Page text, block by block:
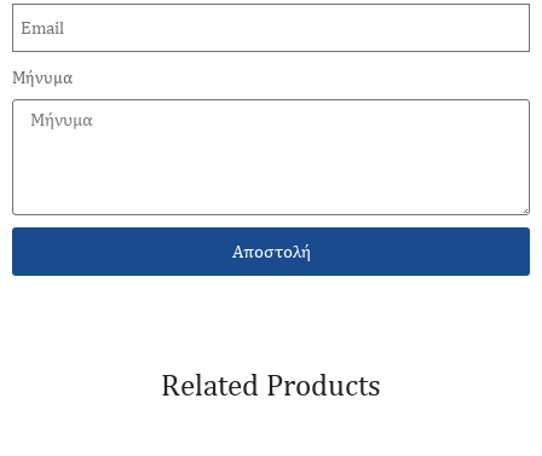
Μήνυμα
Αποστολή
Related Products